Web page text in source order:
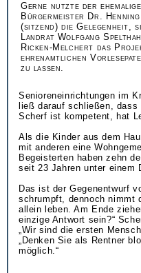
Gerne nutzte der
Bürgermeister Dr.
(sitzend) die Gelegenheit,
Landrat Wolfgang
Ricken-Melchert das
ehrenamtlichen
zu lassen.
Senioreneinrichtungen im
ließ darauf schließen,
Scherf ist kompetent, hat
Als die Kinder aus dem
mit anderen eine
Begeisterten haben zehn
seit 23 Jahren unter einem
Das ist der Gegenentwurf
schrumpft, dennoch nimmt
allein leben. Am Ende
einzige Antwort sein?“
„Wir sind die ersten
„Denken Sie als Rentner
möglich.“